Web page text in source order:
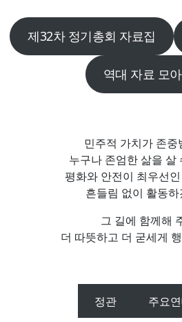
제32차 정기총회 자료집
역대 자료 모
민주적 가치가 존중
누구나 존엄한 삶을 살
평화와 안전이 최우선
흔들림 없이 활동
그 길에 함께해
더 따뜻하고 더 굳세게
정관 주요